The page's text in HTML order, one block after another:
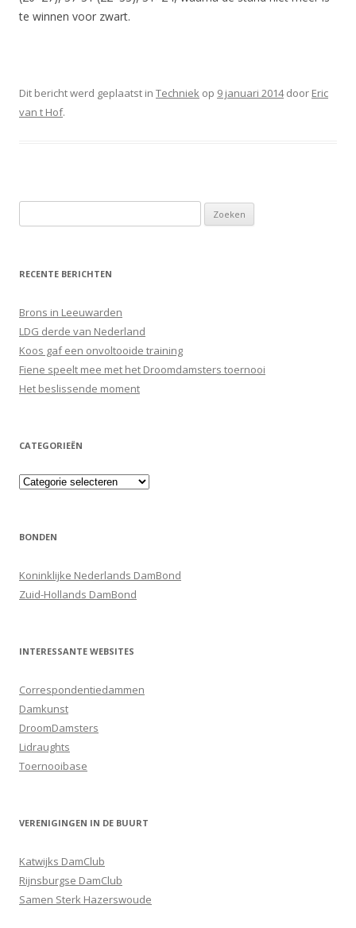
te winnen voor zwart.
Dit bericht werd geplaatst in Techniek op 9 januari 2014door Eric
van t Hof.
naar:
RECENTE BERICHTEN
Brons in Leeuwarden
LDG derde van Nederland
Koos gaf een onvoltooide training
Fiene speelt mee met het Droomdamsters toernooi
Het beslissende moment
CATEGORIEËN
Categorieën
BONDEN
Koninklijke Nederlands DamBond
Zuid-Hollands DamBond
INTERESSANTE WEBSITES
Correspondentiedammen
Damkunst
DroomDamsters
Lidraughts
Toernooibase
VERENIGINGEN IN DE BUURT
Katwijks DamClub
Rijnsburgse DamClub
Samen Sterk Hazerswoude